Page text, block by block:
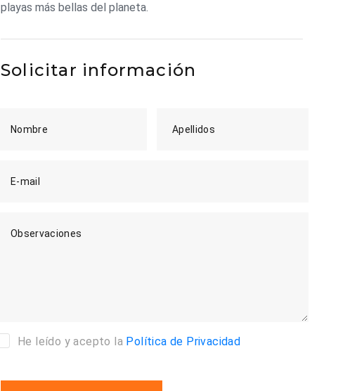
playas más bellas del planeta.
Solicitar información
Nombre Apellidos
E-mail
Observaciones
He leído y acepto la Política de Privacidad